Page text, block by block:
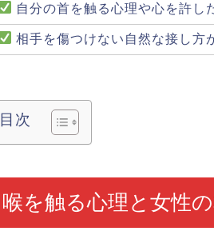
自分の首を触る心理や心を許し
相手を傷つけない自然な接し方
目次
喉を触る心理と女性